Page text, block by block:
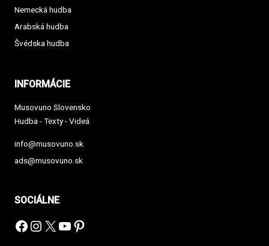
Nemecká hudba
Arabská hudba
Švédska hudba
INFORMÁCIE
Musovuno Slovensko
Hudba - Texty - Videá
info@musovuno.sk
ads@musovuno.sk
SOCIÁLNE
Facebook
Instagram
X YouTube
Pinterest